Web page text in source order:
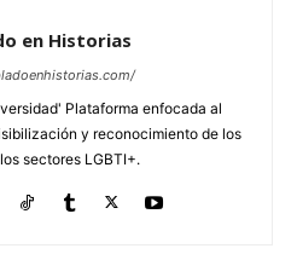
en Historias
Plataforma enfocada al
y reconocimiento de los
sectores LGBTI+.